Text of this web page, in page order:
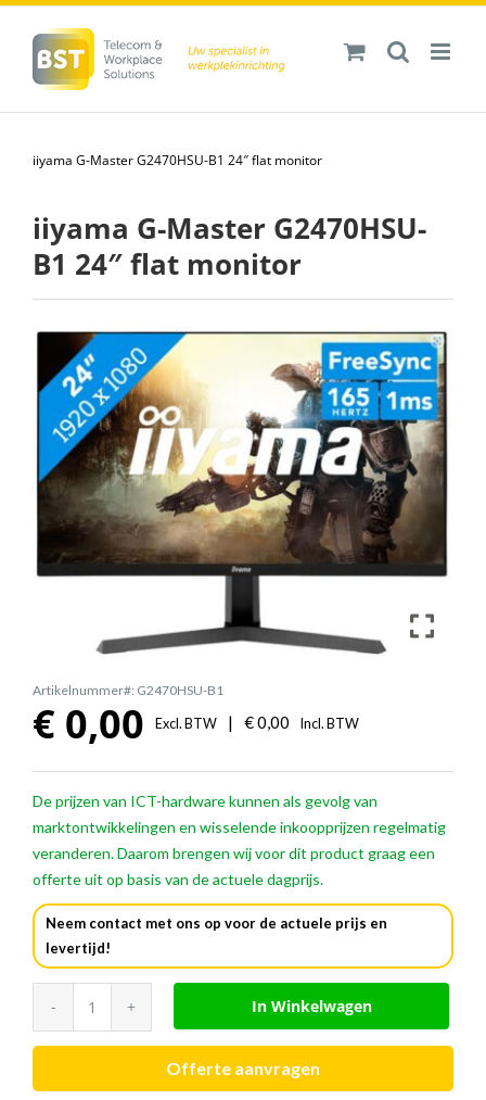
inhoud
iiyama G-Master G2470HSU-B1 24″ flat monitor
iiyama G-Master G2470HSU-
B1 24″ flat monitor
Artikelnummer#: G2470HSU-B1
€ 0,00 Excl. BTW | €0,00 Incl. BTW
De prijzen van ICT-hardware kunnen als gevolg van
marktontwikkelingen en wisselende inkoopprijzen regelmatig
veranderen. Daarom brengen wij voor dit product graag een
offerte uit op basis van de actuele dagprijs.
Neem contact met ons op voor de actuele prijs en
levertijd!
G-
G2470HSU-
In Winkelwagen
Offerte aanvragen